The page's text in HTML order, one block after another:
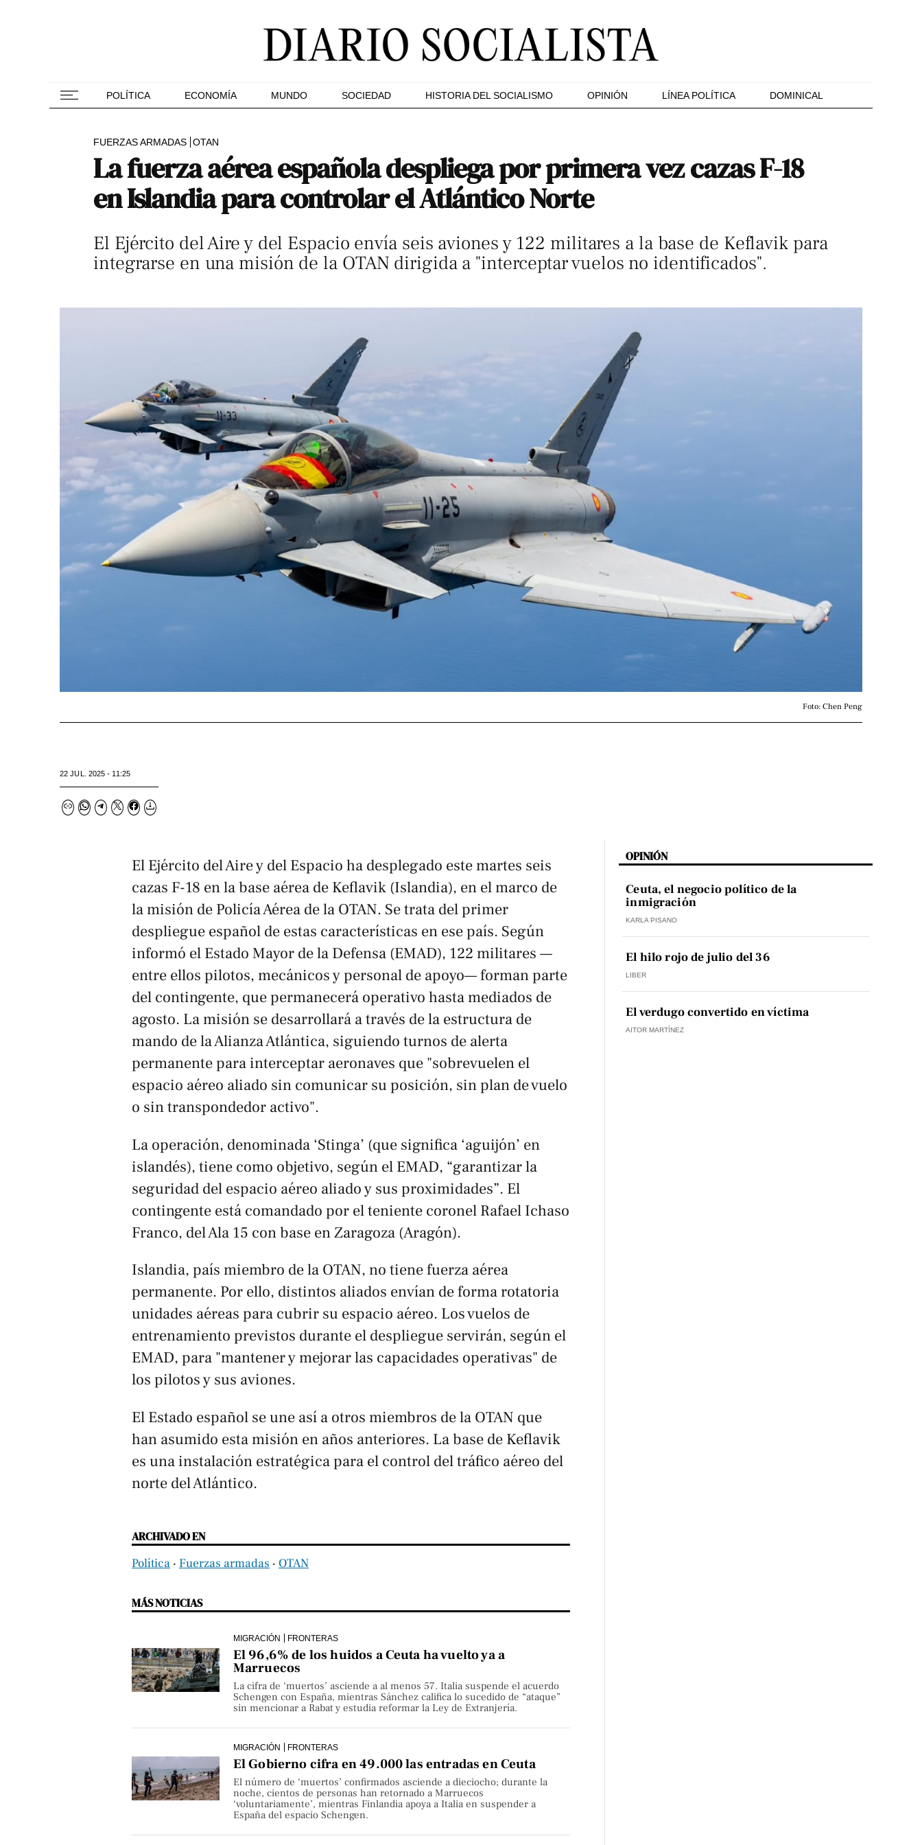
POLÍTICA ECONOMÍA MUNDO SOCIEDAD HISTORIA DEL SOCIALISMO OPINIÓN LÍNEA POLÍTICA DOMINICAL
FUERZAS ARMADAS OTAN
La fuerza aérea española despliega por primera vez cazas F-18
en Islandia para controlar el Atlántico Norte
El Ejército del Aire y del Espacio envía seis aviones y 122 militares a la base de Keflavik para
integrarse en una misión de la OTAN dirigida a "interceptar vuelos no identificados".
Foto: Chen Peng
22 JUL. 2025 - 11:25
El Ejército del Aire y del Espacio ha desplegado este martes seis
cazas F-18 en la base aérea de Keflavik (Islandia), en el marco de
la misión de Policía Aérea de la OTAN. Se trata del primer
despliegue español de estas características en ese país. Según
informó el Estado Mayor de la Defensa (EMAD), 122 militares —
entre ellos pilotos, mecánicos y personal de apoyo— forman parte
del contingente, que permanecerá operativo hasta mediados de
agosto. La misión se desarrollará a través de la estructura de
mando de la Alianza Atlántica, siguiendo turnos de alerta
permanente para interceptar aeronaves que "sobrevuelen el
espacio aéreo aliado sin comunicar su posición, sin plan de vuelo
o sin transpondedor activo".
La operación, denominada ‘Stinga’ (que significa ‘aguijón’ en
islandés), tiene como objetivo, según el EMAD, “garantizar la
seguridad del espacio aéreo aliado y sus proximidades”. El
contingente está comandado por el teniente coronel Rafael Ichaso
Franco, del Ala 15 con base en Zaragoza (Aragón).
Islandia, país miembro de la OTAN, no tiene fuerza aérea
permanente. Por ello, distintos aliados envían de forma rotatoria
unidades aéreas para cubrir su espacio aéreo. Los vuelos de
entrenamiento previstos durante el despliegue servirán, según el
EMAD, para "mantener y mejorar las capacidades operativas" de
los pilotos y sus aviones.
El Estado español se une así a otros miembros de la OTAN que
han asumido esta misión en años anteriores. La base de Keflavik
es una instalación estratégica para el control del tráfico aéreo del
norte del Atlántico.
ARCHIVADO EN
Política ‧ Fuerzas armadas ‧ OTAN
MÁS NOTICIAS
MIGRACIÓN FRONTERAS
El 96,6% de los huidos a Ceuta ha vuelto ya a
Marruecos
La cifra de ‘muertos’ asciende a al menos 57. Italia suspende el acuerdo
Schengen con España, mientras Sánchez califica lo sucedido de “ataque”
sin mencionar a Rabat y estudia reformar la Ley de Extranjería.
MIGRACIÓN FRONTERAS
El Gobierno cifra en 49.000 las entradas en Ceuta
El número de ‘muertos’ confirmados asciende a dieciocho; durante la
noche, cientos de personas han retornado a Marruecos
‘voluntariamente’, mientras Finlandia apoya a Italia en suspender a
España del espacio Schengen.
OPINIÓN
Ceuta, el negocio político de la
inmigración
KARLA PISANO
El hilo rojo de julio del 36
LIBER
El verdugo convertido en víctima
AITOR MARTÍNEZ